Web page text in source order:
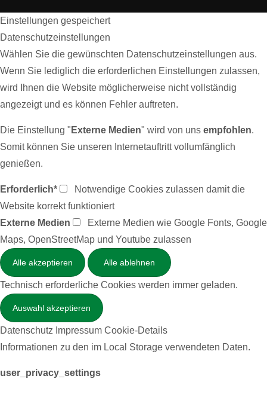
Einstellungen gespeichert
Datenschutzeinstellungen
Wählen Sie die gewünschten Datenschutzeinstellungen aus.
Wenn Sie lediglich die erforderlichen Einstellungen zulassen,
wird Ihnen die Website möglicherweise nicht vollständig
angezeigt und es können Fehler auftreten.
Die Einstellung " Externe Medien" wird von uns empfohlen.
Somit können Sie unseren Internetauftritt vollumfänglich
genießen.
Erforderlich*
Notwendige Cookies zulassen damit die
Website korrekt funktioniert
Externe Medien
Externe Medien wie Google Fonts, Google
Maps, OpenStreetMap und Youtube zulassen
Technisch erforderliche Cookies werden immer geladen.
Datenschutz Impressum Cookie-Details
Informationen zu den im Local Storage verwendeten Daten.
user_privacy_settings